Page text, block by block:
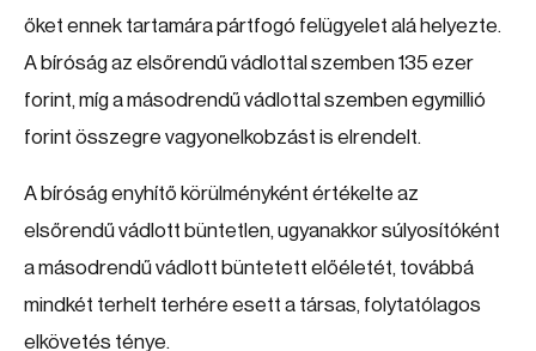
őket ennek tartamára pártfogó felügyelet alá helyezte.
A bíróság az elsőrendű vádlottal szemben 135 ezer
forint, míg a másodrendű vádlottal szemben egymillió
forint összegre vagyonelkobzást is elrendelt.
A bíróság enyhítő körülményként értékelte az
elsőrendű vádlott büntetlen, ugyanakkor súlyosítóként
a másodrendű vádlott büntetett előéletét, továbbá
mindkét terhelt terhére esett a társas, folytatólagos
elkövetés ténye.